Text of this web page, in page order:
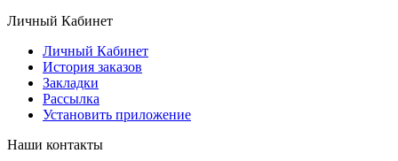
Личный Кабинет
Личный Кабинет
История заказов
Закладки
Рассылка
Установить приложение
Наши контакты